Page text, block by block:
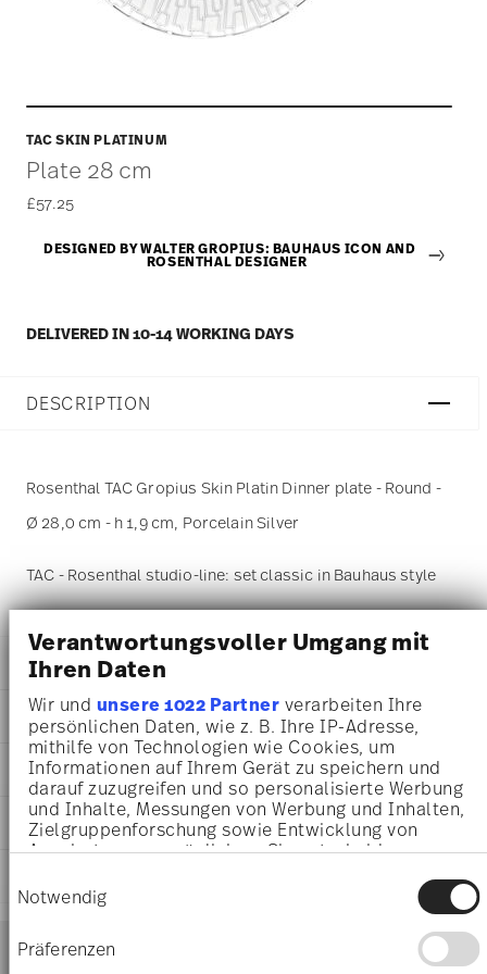
Verantwortungsvoller Umgang mit
Ihren Daten
Wir und unsere 1022 Partnerverarbeiten Ihre
persönlichen Daten, wie z. B. Ihre IP-Adresse,
mithilfe von Technologien wie Cookies, um
Informationen auf Ihrem Gerät zu speichern und
darauf zuzugreifen und so personalisierte Werbung
und Inhalte, Messungen von Werbung und Inhalten,
Zielgruppenforschung sowie Entwicklung von
Angeboten zu ermöglichen. Sie entscheiden
Sie können Ihre Einwilligung jederzeit über die
Cookie-Erklärung oder durch Klicken auf das
Privacy Trigger Symbol ändern oder widerrufen
Notwendig
Präferenzen
TAC SKIN PLATINUM
Plate 28 cm
£57.25
DESIGNED BY WALTER GROPIUS: BAUHAUS ICON AND
ROSENTHAL DESIGNER
DELIVERED IN 10-14 WORKING DAYS
DESCRIPTION
Rosenthal TAC Gropius Skin Platin Dinner plate - Round -
Ø 28,0 cm - h 1,9 cm, Porcelain Silver
TAC - Rosenthal studio-line: set classic in Bauhaus style
DETAILS
Rosenthal
TAC
Skin Platin
Porcelain
Skin Platinum
11280-403239-10229
4012434663894
DIMENSIONS
28,00 cm
28,00 cm
28,00 cm
1,90 cm
678 gr
AWARD WINNER
Ständige Sammlung Centre Georges
Year: 1992
CARE AND SAFETY INFORMATION
Footer